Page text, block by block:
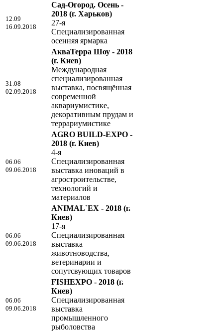
12.09
16.09.2018
Сад-Огород. Осень -
2018 (г. Харьков)
27-я
Специализированная
осенняя ярмарка
31.08
02.09.2018
АкваТерра Шоу - 2018
(г. Киев)
Международная
специализированная
выставка, посвящённая
современной
аквариумистике,
декоративным прудам и
террариумистике
06.06
09.06.2018
AGRO BUILD-EXPO -
2018 (г. Киев)
4-я
Специализированная
выставка иноваций в
агростроительстве,
технологий и
материалов
06.06
09.06.2018
ANIMAL`EX - 2018 (г.
Киев)
17-я
Специализированная
выставка
животноводства,
ветеринарии и
сопутсвующих товаров
06.06
09.06.2018
FISHEXPO - 2018 (г.
Киев)
Специализированная
выставка
промышленного
рыболовства